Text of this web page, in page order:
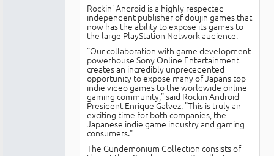
Rockin' Android is a highly respected
independent publisher of doujin games that
now has the ability to expose its games to
the large PlayStation Network audience.
"Our collaboration with game development
powerhouse Sony Online Entertainment
creates an incredibly unprecedented
opportunity to expose many of Japans top
indie video games to the worldwide online
gaming community," said Rockin Android
President Enrique Galvez. "This is truly an
exciting time for both companies, the
Japanese indie game industry and gaming
consumers."
The Gundemonium Collection consists of